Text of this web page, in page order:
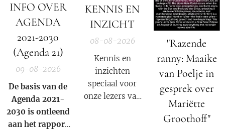
INFO OVER
AGENDA
2021-2030
(Agenda 21)
09-08-2026
De basis van de
Agenda 2021-
2030 is ontleend
aan het rapport
KENNIS EN
INZICHT
08-08-2026
Kennis en
inzichten
speciaal voor
onze lezers van
"Razende
ranny: Maaike
van Poelje in
gesprek over
Mariëtte
Groothoff"